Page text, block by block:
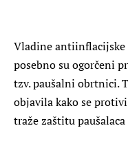
Vladine antiinflacijske
posebno su ogorčeni
tzv. paušalni obrtnici.
objavila kako se
traže zaštitu